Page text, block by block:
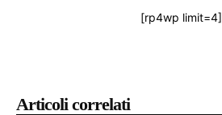
Articoli correlati
[rp4wp limit=4]